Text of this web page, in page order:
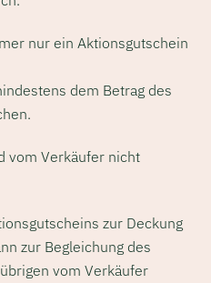
nur ein Aktionsgutschein
dem Betrag des
vom Verkäufer nicht
zur Deckung
zur Begleichung des
vom Verkäufer